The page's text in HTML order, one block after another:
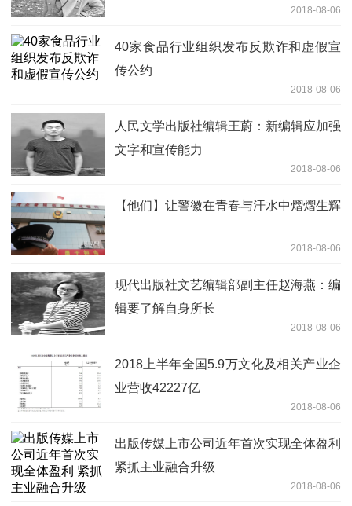
2018-08-06
40家食品行业组织发布反欺诈和虚假宣
传公约
2018-08-06
人民文学出版社编辑王蔚：新编辑应加强
文字和宣传能力
2018-08-06
【他们】让警徽在青春与汗水中熠熠生辉
2018-08-06
现代出版社文艺编辑部副主任赵海燕：编
辑要了解自身所长
2018-08-06
2018上半年全国5.9万文化及相关产业企
业营收42227亿
2018-08-06
出版传媒上市公司近年首次实现全体盈利
紧抓主业融合升级
2018-08-06